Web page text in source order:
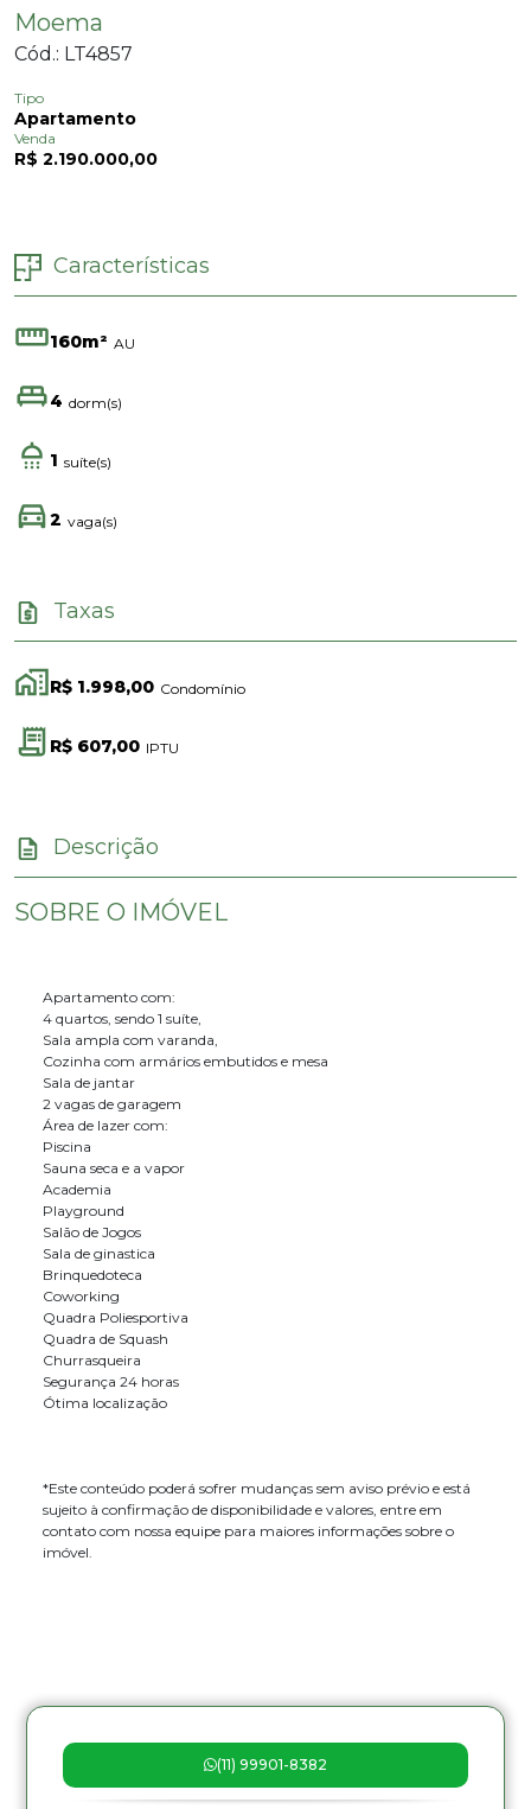
Moema
Cód.: LT4857
Tipo
Apartamento
Venda
R$ 2.190.000,00
Características
160m² AU
4 dorm(s)
1 suíte(s)
2 vaga(s)
Taxas
R$ 1.998,00 Condomínio
R$ 607,00 IPTU
Descrição
SOBRE O IMÓVEL
Apartamento com:
4 quartos, sendo 1 suíte,
Sala ampla com varanda,
Cozinha com armários embutidos e mesa
Sala de jantar
2 vagas de garagem
Área de lazer com:
Piscina
Sauna seca e a vapor
Academia
Playground
Salão de Jogos
Sala de ginastica
Brinquedoteca
Coworking
Quadra Poliesportiva
Quadra de Squash
Churrasqueira
Segurança 24 horas
Ótima localização
*Este conteúdo poderá sofrer mudanças sem aviso prévio e está
sujeito à confirmação de disponibilidade e valores, entre em
contato com nossa equipe para maiores informações sobre o
imóvel.
(11) 99901-8382